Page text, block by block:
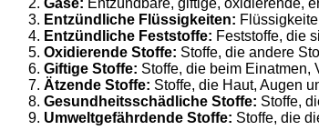
Gase: Entzündbare, giftige, oxidierende,
Entzündliche Flüssigkeiten:
Entzündliche Feststoffe: Feststoffe, die
Oxidierende Stoffe: Stoffe, die andere
Giftige Stoffe: Stoffe, die beim Einatmen,
Ätzende Stoffe: Stoffe, die Haut, Augen
Gesundheitsschädliche Stoffe: Stoffe,
Umweltgefährdende Stoffe: Stoffe, die